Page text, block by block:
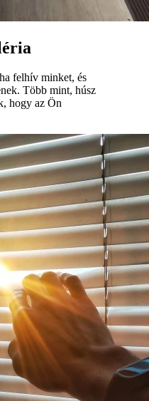
felhív minket, és
Több mint, húsz
hogy az Ön